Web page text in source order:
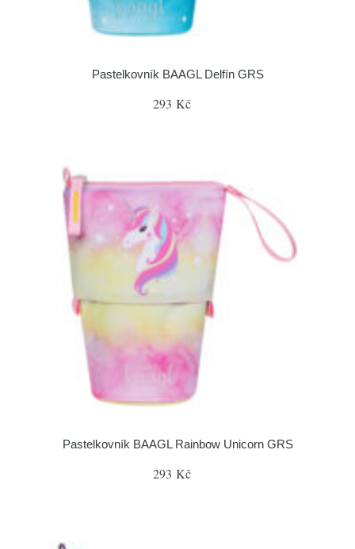
Pastelkovník BAAGL Delfín GRS
293 Kč
Pastelkovník BAAGL Rainbow Unicorn GRS
293 Kč